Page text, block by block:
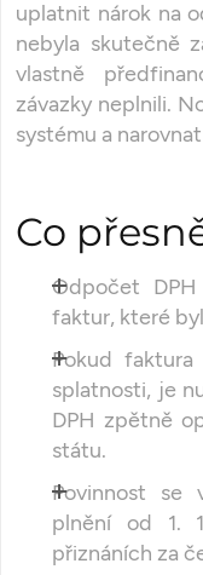
uplatnit nárok na
nebyla skutečně
vlastně
závazky neplnili.
systému a
Co
Odpočet
faktur, které
Pokud
splatnosti, je
DPH zpětně
státu.
Povinnost se
plnění od 1.
přiznáních za